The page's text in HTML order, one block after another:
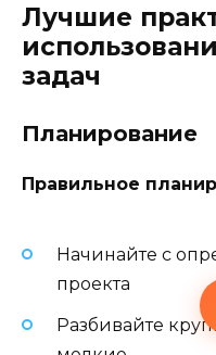
Лучшие
задач
Планирование
Правильное
Начинайте с
проекта
Разбивайте